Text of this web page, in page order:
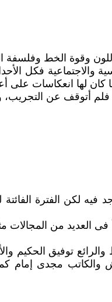
وقوة الخط وفلسفة
والاجتماعية فكل
أتوقف عن التجريب،
فيه لكن الفترة
العديد من المجالات
توفيق الحكيم
والكاتب مجدى